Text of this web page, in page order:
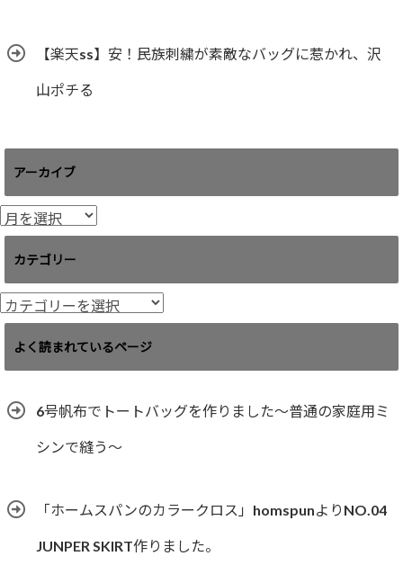
【楽天ss】安！民族刺繍が素敵なバッグに惹かれ、沢
山ポチる
アーカイブ
ア
ー
イ
ブ
カテゴリー
カ
テ
リ
よく読まれているページ
6号帆布でトートバッグを作りました〜普通の家庭用ミ
シンで縫う〜
「ホームスパンのカラークロス」homspunよりNO.04
JUNPER SKIRT作りました。